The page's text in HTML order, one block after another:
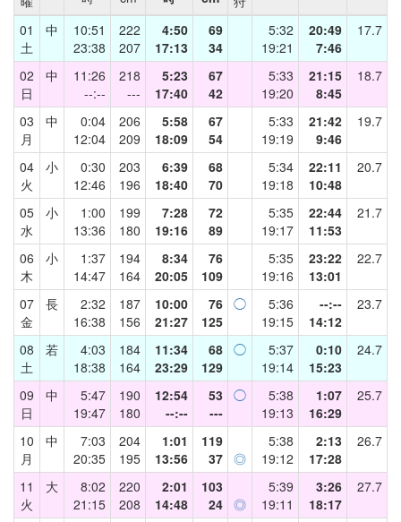
01
土
中
10:51
23:38
222
207
4:50
17:13
69
34
5:32
19:21
20:49
7:46
17.7
02
日
中
11:26
--:--
218
---
5:23
17:40
67
42
5:33
19:20
21:15
8:45
18.7
03
月
中
0:04
12:04
206
209
5:58
18:09
67
54
5:33
19:19
21:42
9:46
19.7
04
火
小
0:30
12:46
203
196
6:39
18:40
68
70
5:34
19:18
22:11
10:48
20.7
05
水
小
1:00
13:36
199
180
7:28
19:16
72
89
5:35
19:17
22:44
11:53
21.7
06
木
小
1:37
14:47
194
164
8:34
20:05
76
109
5:35
19:16
23:22
13:01
22.7
07
金
長
2:32
16:38
187
156
10:00
21:27
76
125
◯
5:36
19:15
--:--
14:12
23.7
08
土
若
4:03
18:38
184
164
11:34
23:29
68
129
◯
5:37
19:14
0:10
15:23
24.7
09
日
中
5:47
19:47
190
180
12:54
--:--
53
---
◯
5:38
19:13
1:07
16:29
25.7
10
月
中
7:03
20:35
204
195
1:01
13:56
119
37 ◎
5:38
19:12
2:13
17:28
26.7
11
火
大
8:02
21:15
220
208
2:01
14:48
103
24 ◎
5:39
19:11
3:26
18:17
27.7